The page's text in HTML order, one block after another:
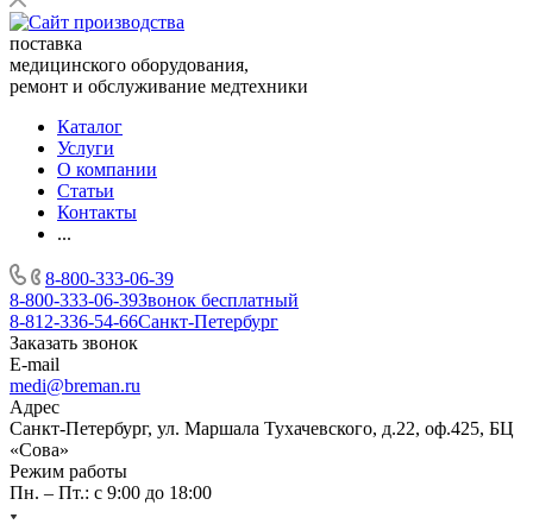
поставка
медицинского оборудования,
ремонт и обслуживание медтехники
Каталог
Услуги
О компании
Статьи
Контакты
...
8-800-333-06-39
8-800-333-06-39Звонок бесплатный
8-812-336-54-66Санкт-Петербург
Заказать звонок
E-mail
medi@breman.ru
Адрес
Санкт-Петербург, ул. Маршала Тухачевского, д.22, оф.425, БЦ
«Сова»
Режим работы
Пн. – Пт.: с 9:00 до 18:00